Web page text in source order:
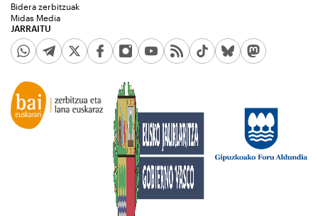
JARRAITU
Bidera zerbitzuak
Midas Media